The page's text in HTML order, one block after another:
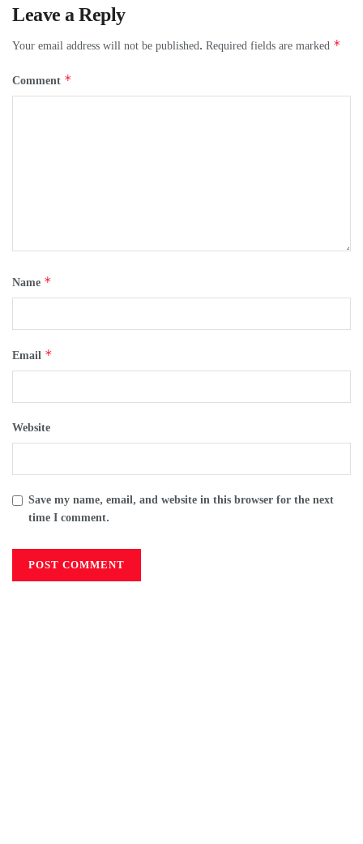
Leave a Reply
Your email address will not be published. Required fields are marked *
Comment *
Name *
Email *
Website
Save my name, email, and website in this browser for the next
time I comment.